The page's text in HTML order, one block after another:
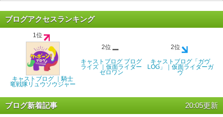
ブログアクセスランキング
1位
キャストブログ ｜騎士
竜戦隊リュウソウジャー
2位
キャストブログ ブログ
ライズ ｜仮面ライダー
ゼロワン
2位
キャストブログ「ガヴ
LOG」｜仮面ライダーガ
ヴ
ブログ新着記事 20:05更新